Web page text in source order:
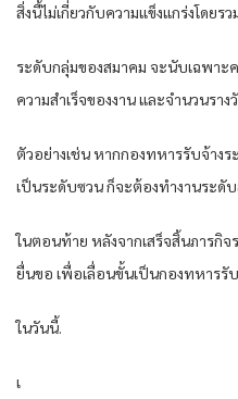
สิ่งนี้ไม่เกี่ยวกับความแข็งแกร่งโดยร
ระดับกลุ่มของสมาคม จะนับเฉพาะ
ความสำเร็จของงาน และจำนวนรา
ตัวอย่างเช่น หากกองทหารรับจ้างร
เป็นระดับซวน ก็จะต้องทำงานระดับ
ในตอนท้าย หลังจากเสร็จสิ้นภารกิจ
ยื่นขอ เพื่อเลื่อนขั้นเป็นกองทหารรั
ในวันนี้.
เ